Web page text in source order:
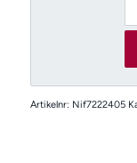
Artikelnr: Nif7222405